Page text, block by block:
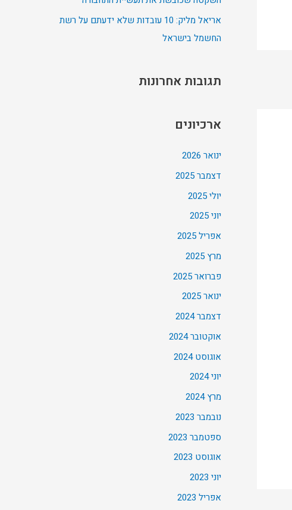
אריאל מליק: 10 עובדות שלא ידעתם על רשת
החשמל בישראל
תגובות אחרונות
ארכיונים
ינואר 2026
דצמבר 2025
יולי 2025
יוני 2025
אפריל 2025
מרץ 2025
פברואר 2025
ינואר 2025
דצמבר 2024
אוקטובר 2024
אוגוסט 2024
יוני 2024
מרץ 2024
נובמבר 2023
ספטמבר 2023
אוגוסט 2023
יוני 2023
אפריל 2023